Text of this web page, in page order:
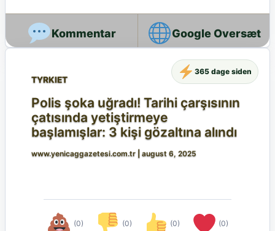
Google Oversæt
TYRKIET
Polis şoka uğradı! Tarihi çarşısının
çatısında yetiştirmeye
başlamışlar: 3 kişi gözaltına alındı
www.yenicaggazetesi.com.tr august 6, 2025
(0) (0) (0) (0)
365 dage siden